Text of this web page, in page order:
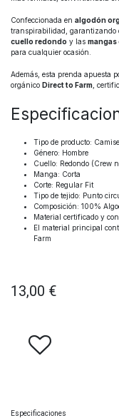
Confeccionada en algodón
transpirabilidad, garantizando
cuello redondo y las mangas
para cualquier ocasión.
Además, esta prenda apuesta
orgánico Direct to Farm ,
Tipo de producto:
Género: Hombre
Cuello: Redondo (Crew
Manga: Corta
Corte: Regular Fit
Tipo de tejido: Punto
Composición: 100%
Material certificado y
El material principal
Farm
13,00 €
Especificaciones